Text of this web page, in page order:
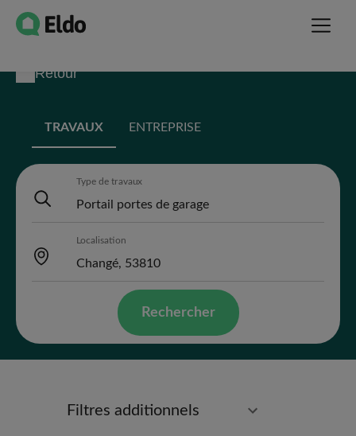
Retour
TRAVAUX ENTREPRISE
Type de travaux
Localisation
Rechercher
Filtres additionnels